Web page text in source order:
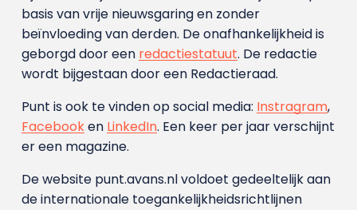
basis van vrije nieuwsgaring en zonder
beïnvloeding van derden. De onafhankelijkheid is
geborgd door een redactiestatuut. De redactie
wordt bijgestaan door een Redactieraad.
Punt is ook te vinden op social media: Instragram,
Facebooken LinkedIn. Een keer per jaar verschijnt
er een magazine.
De website punt.avans.nl voldoet gedeeltelijk aan
de internationale toegankelijkheidsrichtlijnen